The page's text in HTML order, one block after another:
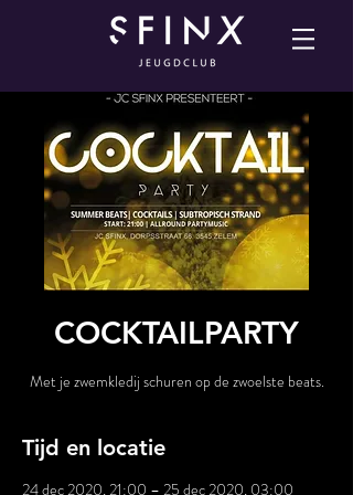
COCKTAILPARTY
Met je zwemkledij schuren op de zwoelste beats.
Tijd en locatie
24 dec 2020, 21:00 – 25 dec 2020, 03:00